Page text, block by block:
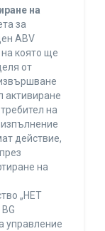
на
за
ABV
която ще
от
активиране
на
действие,
на
„НЕТ
управление